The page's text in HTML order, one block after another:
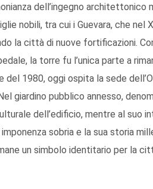
dell’ingegno architettonico
nobili, tra cui i Guevara, che nel
la città di nuove fortificazioni.
la torre fu l’unica parte a
1980, oggi ospita la sede
giardino pubblico annesso,
dell’edificio, mentre al suo
sobria e la sua storia
un simbolo identitario per la